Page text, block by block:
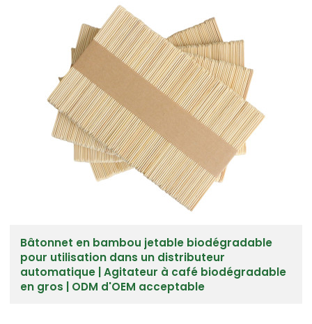
Bâtonnet en bambou jetable biodégradable
pour utilisation dans un distributeur
automatique | Agitateur à café biodégradable
en gros | ODM d'OEM acceptable